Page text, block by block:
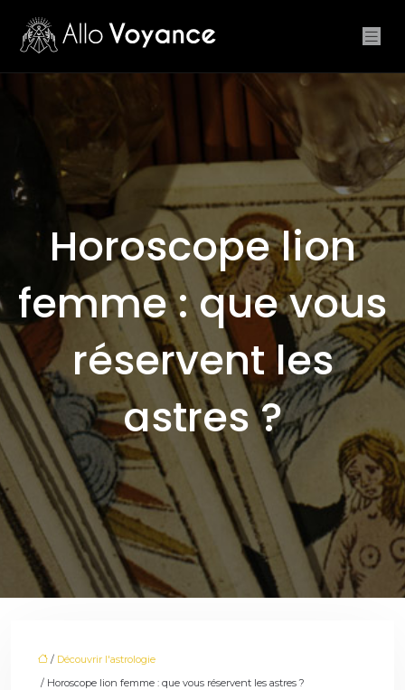
Horoscope lion
femme : que vous
réservent les
astres ?
/ Découvrir l'astrologie
/ Horoscope lion femme : que vous réservent les astres ?